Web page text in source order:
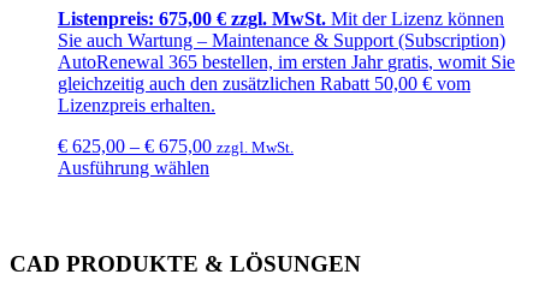
Listenpreis: 675,00 € zzgl. MwSt. Mit der Lizenz können
Sie auch Wartung – Maintenance & Support (Subscription)
AutoRenewal 365 bestellen, im ersten Jahr gratis, womit Sie
gleichzeitig auch den zusätzlichen Rabatt 50,00 € vom
Lizenzpreis erhalten.
€ 625,00 – € 675,00 zzgl. MwSt.
Ausführung wählen
CAD PRODUKTE & LÖSUNGEN